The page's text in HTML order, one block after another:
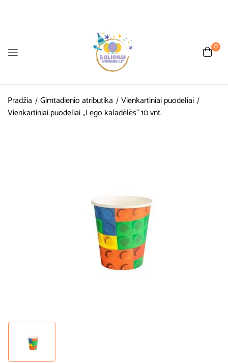
0
Pradžia Gimtadienio atributika
Vienkartiniai puodeliai
Vienkartiniai puodeliai ,,Lego kaladėlės” 10 vnt.